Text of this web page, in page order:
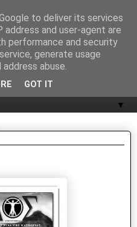
▼
to deliver its services
address and user-agent are
performance and security
generate usage
abuse.
GOT IT